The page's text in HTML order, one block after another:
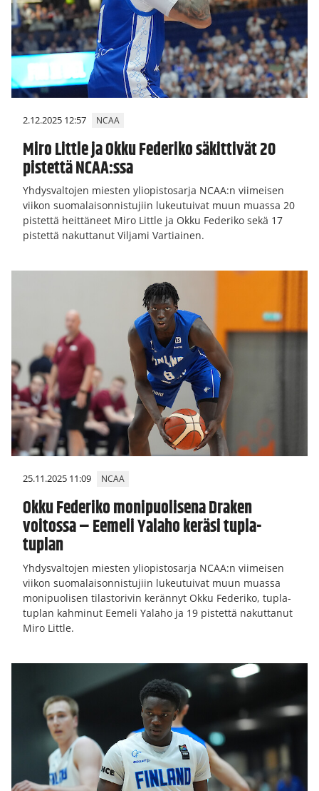
2.12.2025 12:57 NCAA
Miro Little ja Okku Federiko säkittivät 20
pistettä NCAA:ssa
Yhdysvaltojen miesten yliopistosarja NCAA:n viimeisen
viikon suomalaisonnistujiin lukeutuivat muun muassa 20
pistettä heittäneet Miro Little ja Okku Federiko sekä 17
pistettä nakuttanut Viljami Vartiainen.
25.11.2025 11:09 NCAA
Okku Federiko monipuolisena Draken
voitossa – Eemeli Yalaho keräsi tupla-
tuplan
Yhdysvaltojen miesten yliopistosarja NCAA:n viimeisen
viikon suomalaisonnistujiin lukeutuivat muun muassa
monipuolisen tilastorivin kerännyt Okku Federiko, tupla-
tuplan kahminut Eemeli Yalaho ja 19 pistettä nakuttanut
Miro Little.